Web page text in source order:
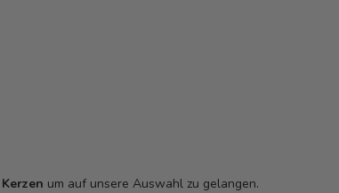
Kerzen um auf unsere Auswahl zu gelangen.